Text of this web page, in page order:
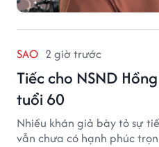
SAO 2 giờ trước
Tiếc cho NSND
tuổi 60
Nhiều khán giả bày tỏ sự
vẫn chưa có hạnh phúc